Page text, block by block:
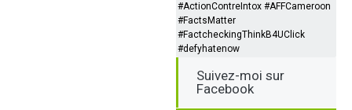
#ActionContreIntox #AFFCameroon
#FactsMatter
#FactcheckingThinkB4UClick
#defyhatenow
Suivez-moi sur
Facebook